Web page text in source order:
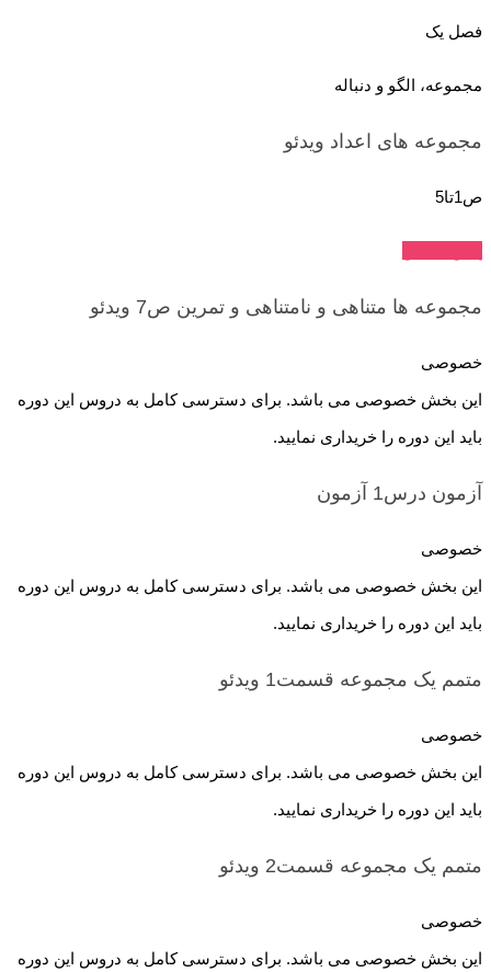
فصل یک
مجموعه، الگو و دنباله
مجموعه های اعداد ویدئو
ص1تا5
مجموعه ها متناهی و نامتناهی و تمرین ص7 ویدئو
خصوصی
این بخش خصوصی می باشد. برای دسترسی کامل به دروس این دوره
باید این دوره را خریداری نمایید.
آزمون درس1 آزمون
خصوصی
این بخش خصوصی می باشد. برای دسترسی کامل به دروس این دوره
باید این دوره را خریداری نمایید.
متمم یک مجموعه قسمت1 ویدئو
خصوصی
این بخش خصوصی می باشد. برای دسترسی کامل به دروس این دوره
باید این دوره را خریداری نمایید.
متمم یک مجموعه قسمت2 ویدئو
خصوصی
این بخش خصوصی می باشد. برای دسترسی کامل به دروس این دوره